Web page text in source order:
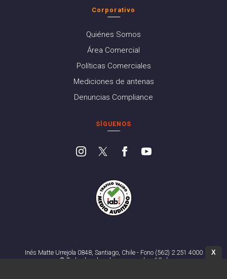
Corporativo
Quiénes Somos
Área Comercial
Políticas Comerciales
Mediciones de antenas
Denuncias Compliance
SÍGUENOS
Inés Matte Urrejola 0848, Santiago, Chile - Fono (562) 2 251 4000
© Todos los derechos reservados. 13.cl
X